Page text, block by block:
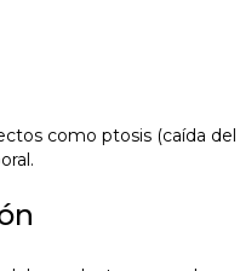
como ptosis (caída del